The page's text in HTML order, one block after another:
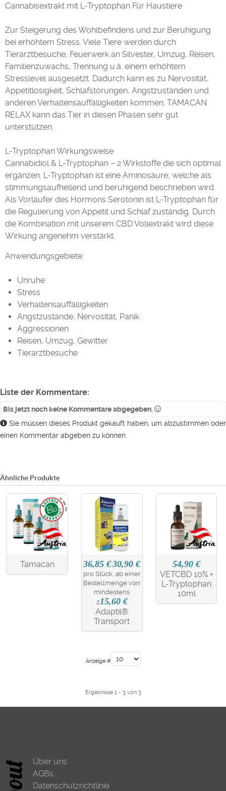
Cannabisextrakt mit L-Tryptophan Für Haustiere
Zur Steigerung des Wohlbefindens und zur Beruhigung
bei erhöhtem Stress. Viele Tiere werden durch
Tierarztbesuche, Feuerwerk an Silvester, Umzug, Reisen,
Familienzuwachs, Trennung u.ä. einem erhöhtem
Stresslevel ausgesetzt. Dadurch kann es zu Nervosität,
Appetitlosigkeit, Schlafstörungen, Angstzuständen und
anderen Verhaltensauffälligkeiten kommen. TAMACAN
RELAX kann das Tier in diesen Phasen sehr gut
unterstützen.
L-Tryptophan Wirkungsweise
Cannabidiol & L-Tryptophan – 2 Wirkstoffe die sich optimal
ergänzen. L-Tryptophan ist eine Aminosäure, welche als
stimmungsaufhellend und beruhigend beschrieben wird.
Als Vorläufer des Hormons Serotonin ist L-Tryptophan für
die Regulierung von Appetit und Schlaf zuständig. Durch
die Kombination mit unserem CBD Vollextrakt wird diese
Wirkung angenehm verstärkt.
Anwendungsgebiete:
Unruhe
Stress
Verhaltensauffälligkeiten
Angstzustände, Nervosität, Panik
Aggressionen
Reisen, Umzug, Gewitter
Tierarztbesuche
Liste der Kommentare:
Bis jetzt noch keine Kommentare abgegeben.
Sie müssen dieses Produkt gekauft haben, um abzustimmen oder
einen Kommentar abgeben zu können.
Ähnliche Produkte
Tamacan 36,85 €30,90 €
pro Stück, ab einer
Bestellmenge von
mindestens
2 15,60 €
Adaptil®
Transport
54,90 €
VETCBD 10% +
L-Tryptophan
10ml
Anzeige #
Ergebnisse 1 - 3 von 3
Über uns
AGBs
Datenschutzrichtlinie